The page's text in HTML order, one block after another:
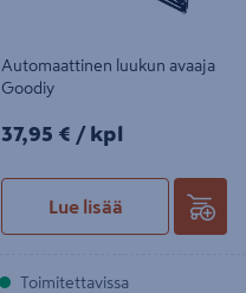
Automaattinen luukun avaaja
Goodiy
37,95€/kpl
37,95 € / kpl
Lue lisää
Toimitettavissa